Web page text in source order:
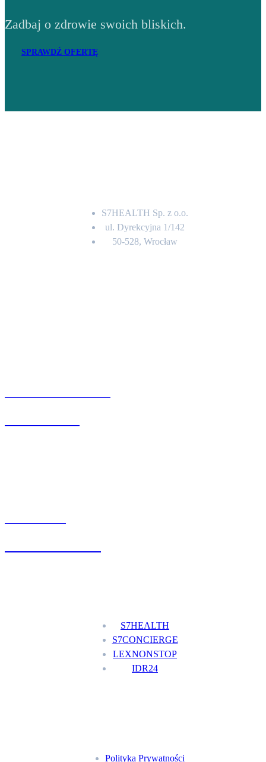
Zadbaj o zdrowie swoich bliskich.
SPRAWDŹ OFERTĘ
S7HEALTH Sp. z o.o.
ul. Dyrekcyjna 1/142
50-528, Wrocław
S7HEALTH
S7CONCIERGE
LEXNONSTOP
IDR24
Polityka Prywatności